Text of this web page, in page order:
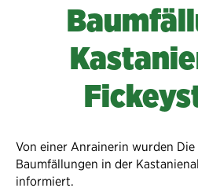
Von einer Anrainerin wurden
Baumfällungen in der
informiert.